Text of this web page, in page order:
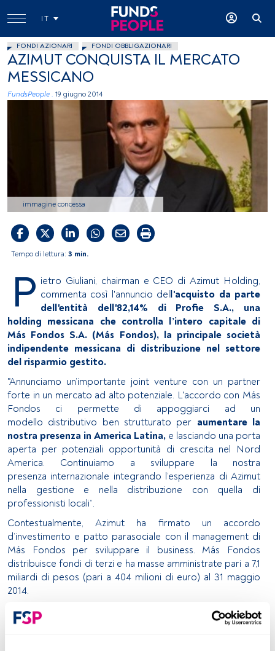
IT
FONDI AZIONARI FONDI OBBLIGAZIONARI
AZIMUT CONQUISTA IL MERCATO
MESSICANO
FundsPeople . 19 giugno 2014
immagine concessa
Tempo di lettura: 3 min.
P ietro Giuliani, chairman e CEO di Azimut Holding,
commenta così l'annuncio dell'acquisto da parte
dell'entità dell'82,14% di Profie S.A., una
holding messicana che controlla l’intero capitale di
Más Fondos S.A. (Más Fondos), la principale società
indipendente messicana di distribuzione nel settore
del risparmio gestito.
"Annunciamo un’importante joint venture con un partner
forte in un mercato ad alto potenziale. L'accordo con Más
Fondos ci permette di appoggiarci ad un
modello distributivo ben strutturato per aumentare la
nostra presenza in America Latina, e lasciando una porta
aperta per potenziali opportunità di crescita nel Nord
America. Continuiamo a sviluppare la nostra
presenza internazionale integrando l’esperienza di Azimut
nella gestione e nella distribuzione con quella di
professionisti locali”.
Contestualmente, Azimut ha firmato un accordo
d’investimento e patto parasociale con il management di
Más Fondos per sviluppare il business. Más Fondos
distribuisce fondi di terzi e ha masse amministrate pari a 7,1
miliardi di pesos (pari a 404 milioni di euro) al 31 maggio
2014.
Más Fondos, fondata nel 2002 da due investitori